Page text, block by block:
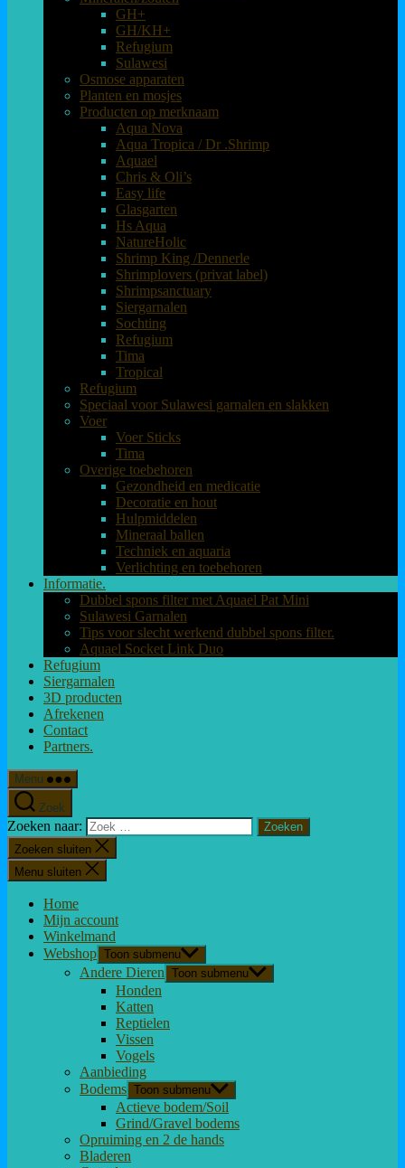
GH+
GH/KH+
Refugium
Sulawesi
Osmose apparaten
Planten en mosjes
Producten op merknaam
Aqua Nova
Aqua Tropica / Dr .Shrimp
Aquael
Chris & Oli’s
Easy life
Glasgarten
Hs Aqua
NatureHolic
Shrimp King /Dennerle
Shrimplovers (privat label)
Shrimpsanctuary
Siergarnalen
Sochting
Refugium
Tima
Tropical
Refugium
Speciaal voor Sulawesi garnalen en slakken
Voer
Voer Sticks
Tima
Overige toebehoren
Gezondheid en medicatie
Decoratie en hout
Hulpmiddelen
Mineraal ballen
Techniek en aquaria
Verlichting en toebehoren
Informatie.
Dubbel spons filter met Aquael Pat Mini
Sulawesi Garnalen
Tips voor slecht werkend dubbel spons filter.
Aquael Socket Link Duo
Refugium
Siergarnalen
3D producten
Afrekenen
Contact
Partners.
Menu
Zoek
Zoeken naar:
Zoeken sluiten
Menu sluiten
Home
Mijn account
Winkelmand
Webshop Toon submenu
Andere Dieren Toon submenu
Honden
Katten
Reptielen
Vissen
Vogels
Aanbieding
Bodems Toon submenu
Actieve bodem/Soil
Grind/Gravel bodems
Opruiming en 2 de hands
Bladeren